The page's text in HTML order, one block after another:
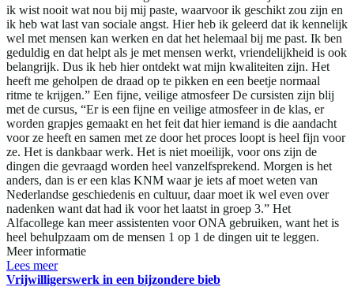
ik wist nooit wat nou bij mij paste, waarvoor ik geschikt zou zijn en
ik heb wat last van sociale angst. Hier heb ik geleerd dat ik kennelijk
wel met mensen kan werken en dat het helemaal bij me past. Ik ben
geduldig en dat helpt als je met mensen werkt, vriendelijkheid is ook
belangrijk. Dus ik heb hier ontdekt wat mijn kwaliteiten zijn. Het
heeft me geholpen de draad op te pikken en een beetje normaal
ritme te krijgen.” Een fijne, veilige atmosfeer De cursisten zijn blij
met de cursus, “Er is een fijne en veilige atmosfeer in de klas, er
worden grapjes gemaakt en het feit dat hier iemand is die aandacht
voor ze heeft en samen met ze door het proces loopt is heel fijn voor
ze. Het is dankbaar werk. Het is niet moeilijk, voor ons zijn de
dingen die gevraagd worden heel vanzelfsprekend. Morgen is het
anders, dan is er een klas KNM waar je iets af moet weten van
Nederlandse geschiedenis en cultuur, daar moet ik wel even over
nadenken want dat had ik voor het laatst in groep 3.” Het
Alfacollege kan meer assistenten voor ONA gebruiken, want het is
heel behulpzaam om de mensen 1 op 1 de dingen uit te leggen.
Meer informatie
Lees meer
Vrijwilligerswerk in een bijzondere bieb